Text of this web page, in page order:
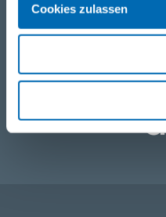
Cookies zulassen